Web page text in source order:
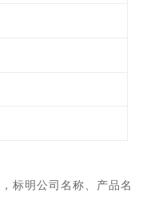
标明公司名称、产品名